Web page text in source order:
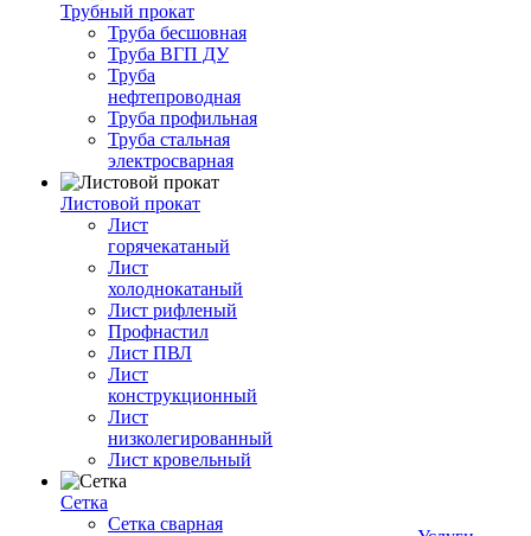
Трубный прокат
Труба бесшовная
Труба ВГП ДУ
Труба
нефтепроводная
Труба профильная
Труба стальная
электросварная
Листовой прокат
Лист
горячекатаный
Лист
холоднокатаный
Лист рифленый
Профнастил
Лист ПВЛ
Лист
конструкционный
Лист
низколегированный
Лист кровельный
Сетка
Сетка сварная